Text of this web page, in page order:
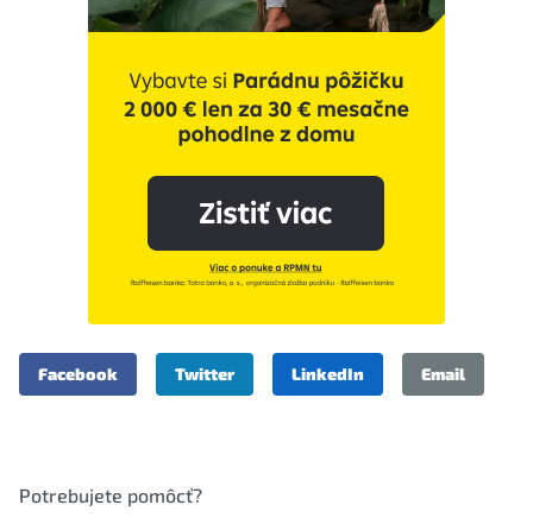
Facebook Twitter LinkedIn Email
Potrebujete pomôcť?